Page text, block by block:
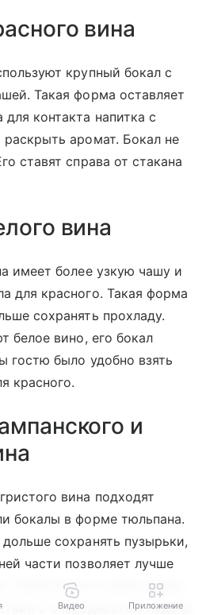
вина
крупный бокал с
Такая форма оставляет
контакта напитка с
аромат. Бокал не
ставят справа от стакана
вина
имеет более узкую чашу и
для красного. Такая форма
сохранять прохладу.
белое вино, его бокал
гостю было удобно взять
красного.
и
вина подходят
бокалы в форме тюльпана.
сохранять пузырьки,
части позволяет лучше
Такой бокал ставят рядом
с очередностью подачи
Видео Приложение